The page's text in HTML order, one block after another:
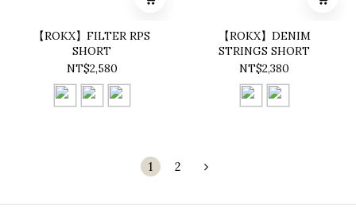
【ROKX】FILTER RPS
SHORT
NT$2,580
【ROKX】DENIM
STRINGS SHORT
NT$2,380
1 2